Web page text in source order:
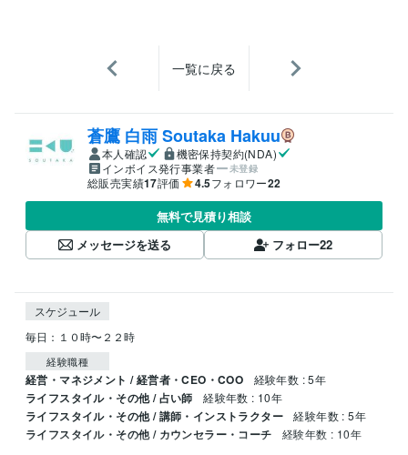
一覧に戻る
蒼鷹 白雨 Soutaka Hakuu
本人確認
機密保持契約(NDA)
インボイス発行事業者
未登録
総販売実績17評価 4.5フォロワー22
無料で見積り相談
メッセージを送る
フォロー22
スケジュール
経験職種
経営・マネジメント / 経営者・CEO・COO 経験年数 : 5年
ライフスタイル・その他 / 占い師 経験年数 : 10年
ライフスタイル・その他 / 講師・インストラクター 経験年数 : 5年
ライフスタイル・その他 / カウンセラー・コーチ 経験年数 : 10年